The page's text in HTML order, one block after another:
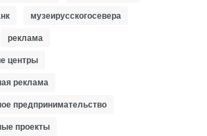
музеирусскогосевера
реклама
центры
реклама
предпринимательство
проекты